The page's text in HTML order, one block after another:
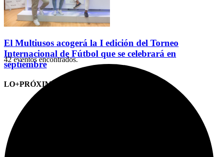
El Multiusos acogerá la I edición del Torneo
Internacional de Fútbol que se celebrará en
septiembre
LO+PRÓXIMO (CITAS)
42 eventos encontrados.